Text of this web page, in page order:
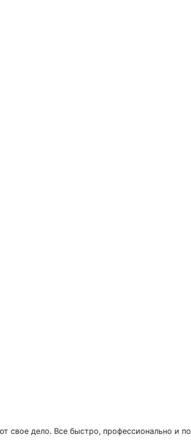
свое дело. Все быстро, профессионально и по